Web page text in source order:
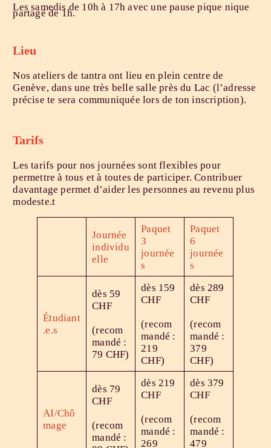
Les samedis de 10h à 17h avec une pause pique nique
partagé de 1h.
Lieu
Nos ateliers de tantra ont lieu en plein centre de
Genève, dans une très belle salle près du Lac (l’adresse
précise te sera communiquée lors de ton inscription).
Tarifs
Les tarifs pour nos journées sont flexibles pour
permettre à tous et à toutes de participer. Contribuer
davantage permet d’aider les personnes au revenu plus
modeste.t
Journée
individu
elle
Paquet
3
journée
s
Paquet
6
journée
s
Étudiant
.e.s
dès 59
CHF
(recom
mandé :
79 CHF)
dès 159
CHF
(recom
mandé :
219
CHF)
dès 289
CHF
(recom
mandé :
379
CHF)
AI/Chô
mage
dès 79
CHF
(recom
mandé :
dès 219
CHF
(recom
mandé :
269
dès 379
CHF
(recom
mandé :
479